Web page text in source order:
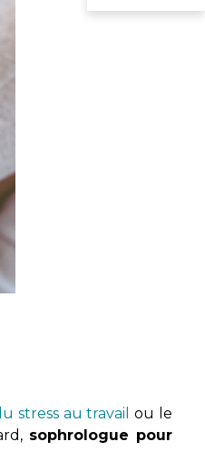
stress au travail ou le
sophrologue pour